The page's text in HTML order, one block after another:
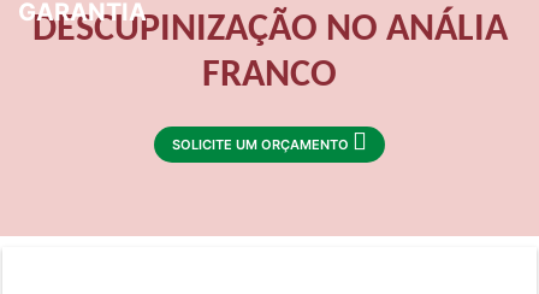
DESCUPINIZAÇÃO NO ANÁLIA
FRANCO
SOLICITE UM ORÇAMENTO